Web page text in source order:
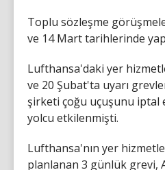
Toplu sözleşme
ve 14 Mart tarihlerinde
Lufthansa'daki yer
ve 20 Şubat'ta uyarı
şirketi çoğu uçuşunu iptal
yolcu etkilenmişti.
Lufthansa'nın yer
planlanan 3 günlük grevi,